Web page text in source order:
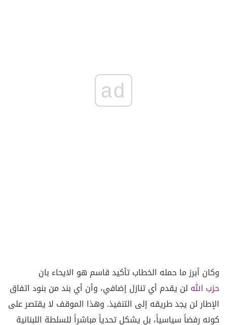
ad
وكان أبرز ما حمله الخطاب تأكيد قاسم هو الايحاء بان
حزب الله لن يقدم أي تنازل إضافي، وأن أي بند من بنود اتفاق
الإطار لن يجد طريقه إلى التنفيذ. وهذا الموقف لا يقتصر على
كونه رفضاً سياسياً، بل يشكل تحدياً مباشراً للسلطة اللبنانية